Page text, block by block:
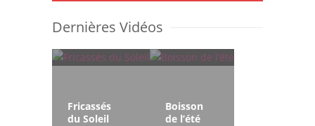
Dernières Vidéos
Fricassés
du Soleil
Boisson
de l’été